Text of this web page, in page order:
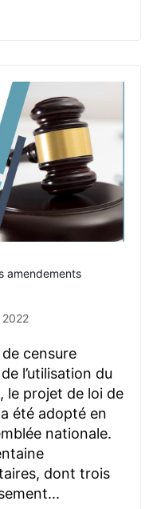
amendements
2022
censure
l’utilisation du
le projet de loi de
été adopté en
nationale.
dont trois